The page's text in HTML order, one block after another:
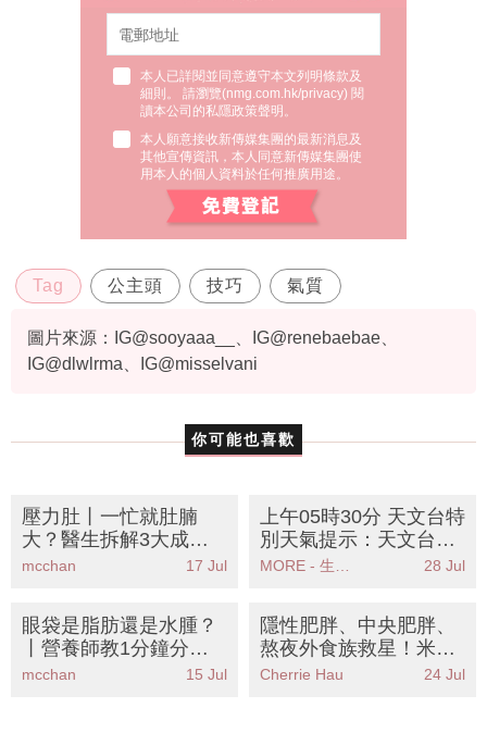
本人已詳閱並同意遵守本文列明條款及
細則。 請瀏覽(nmg.com.hk/privacy) 閱
讀本公司的私隱政策聲明。
本人願意接收新傳媒集團的最新消息及
其他宣傳資訊，本人同意新傳媒集團使
用本人的個人資料於任何推廣用途。
IG@dlwlrma、IG@misselvani
大？醫生拆解3大成因
＋8個高效減肚腩運動
告別假肚腩
mcchan 17 Jul
別天氣提示：天文台提
醒珠江口雨區逐漸靠近
市民需注意天氣變化
MORE - 生活品味 28 Jul
丨營養師教1分鐘分辨
法＋6大去水腫食物KO
包包面
mcchan 15 Jul
熬夜外食族救星！米施
洛營養護康中心 助你無
壓力達到理想體重及重
Cherrie Hau 24 Jul